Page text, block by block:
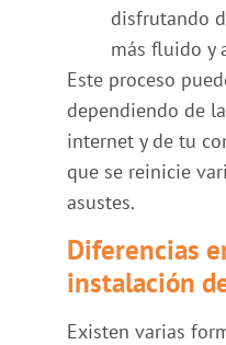
disfrutando
más fluido y
Este proceso
dependiendo de
internet y de tu
que se reinicie
asustes.
Diferencias
instalación
Existen varias